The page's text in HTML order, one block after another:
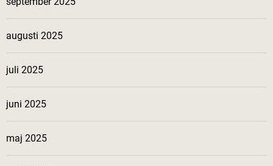
augusti 2025
juli 2025
juni 2025
maj 2025